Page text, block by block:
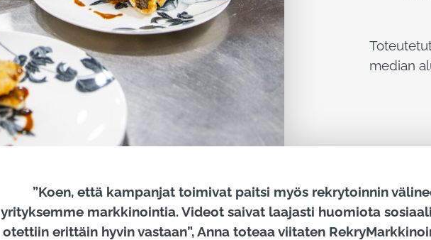
median
”Koen, että kampanjat toimivat paitsi myös rekrytoinnin
yrityksemme markkinointia. Videot saivat laajasti huomiota
otettiin erittäin hyvin vastaan”, Anna toteaa viitaten